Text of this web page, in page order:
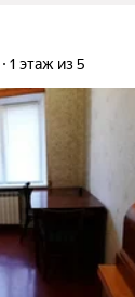
1 этаж из 5